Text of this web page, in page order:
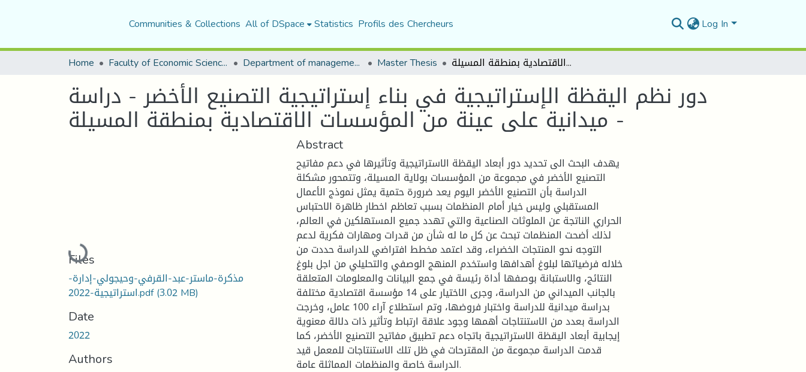
Communities & Collections All of DSpace Statistics Profils des Chercheurs Log In
Home Faculty of Economic Sciences, Commerce and Management Sciences Department of management sciences Master Thesis دور نظم اليقظة الإستراتيجية في بناء إستراتيجية التصنيع الأخضر - دراسة ميدانية على عينة من المؤسسات الاقتصادية بمنطقة المسيلة -
دور نظم اليقظة الإستراتيجية في بناء إستراتيجية التصنيع الأخضر - دراسة
ميدانية على عينة من المؤسسات الاقتصادية بمنطقة المسيلة -
Loading...
Files
مذكرة-ماستر-عبد-القرفي-وحيجولي-إدارة-
استراتيجية-2022.pdf(3.02 MB)
Date
2022
Authors
Abstract
يهدف البحث الى تحديد دور أبعاد اليقظة الاستراتيجية وتأثيرها في دعم مفاتيح
التصنيع الأخضر في مجموعة من المؤسسات بولاية المسيلة، وتتمحور مشكلة
الدراسة بأن التصنيع الأخضر اليوم يعد ضرورة حتمية يمثل نموذج الأعمال
المستقبلي وليس خيار أمام المنظمات بسبب تعاظم اخطار ظاهرة الاحتباس
الحراري الناتجة عن الملوثات الصناعية والتي تهدد جميع المستهلكين في العالم،
لذلك أضحت المنظمات تبحث عن كل ما له شأن من قدرات ومهارات فكرية لدعم
التوجه نحو المنتجات الخضراء، وقد اعتمد مخطط افتراضي للدراسة حددت من
خلاله فرضياتها لبلوغ أهدافها واستخدم المنهج الوصفي والتحليلي من اجل بلوغ
النتائج، والاستبانة بوصفها أداة رئيسة في جمع البيانات والمعلومات المتعلقة
بالجانب الميداني من الدراسة، وجرى الاختيار على 14 مؤسسة اقتصادية مختلفة
بدراسة ميدانية للدراسة واختبار فروضها، وتم استطلاع آراء 100 عامل، وخرجت
الدراسة بعدد من الاستنتاجات أهمها وجود علاقة ارتباط وتأثير ذات دلالة معنوية
إيجابية أبعاد اليقظة الاستراتيجية باتجاه دعم تطبيق مفاتيح التصنيع الأخضر، كما
قدمت الدراسة مجموعة من المقترحات في ظل تلك الاستنتاجات للمعمل قيد
الدراسة خاصة والمنظمات المماثلة عامة.